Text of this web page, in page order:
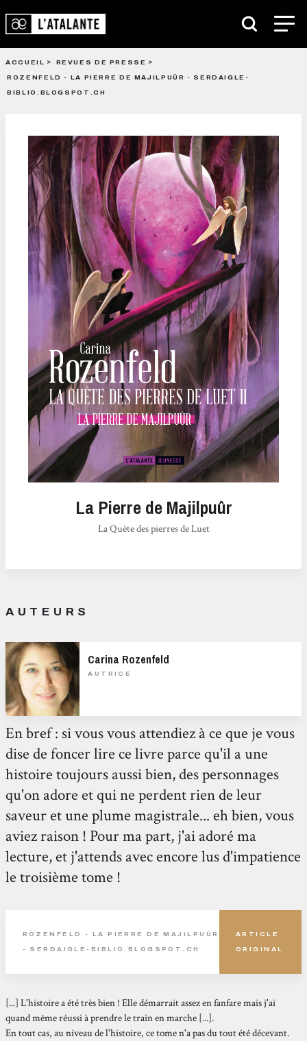
ACCUEIL
REVUES DE PRESSE
ROZENFELD - LA PIERRE DE MAJILPUÛR - SERDAIGLE-
BIBLIO.BLOGSPOT.CH
La Pierre de Majilpuûr
La Quête des pierres de Luet
AUTEURS
Carina Rozenfeld
AUTRICE
En bref : si vous vous attendiez à ce que je vous
dise de foncer lire ce livre parce qu'il a une
histoire toujours aussi bien, des personnages
qu'on adore et qui ne perdent rien de leur
saveur et une plume magistrale... eh bien, vous
aviez raison ! Pour ma part, j'ai adoré ma
lecture, et j'attends avec encore lus d'impatience
le troisième tome !
ROZENFELD - LA PIERRE DE MAJILPUÛR
- SERDAIGLE-BIBLIO.BLOGSPOT.CH
ARTICLE
ORIGINAL
[...] L'histoire a été très bien ! Elle démarrait assez en fanfare mais j'ai
quand même réussi à prendre le train en marche [...].
En tout cas, au niveau de l'histoire, ce tome n'a pas du tout été décevant.